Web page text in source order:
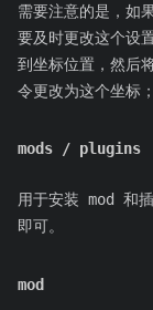
需要注意的是，如
要及时更改这个设
到坐标位置，然后
令更改为这个坐标
mods / plugins
用于安装 mod 和
即可。
mod